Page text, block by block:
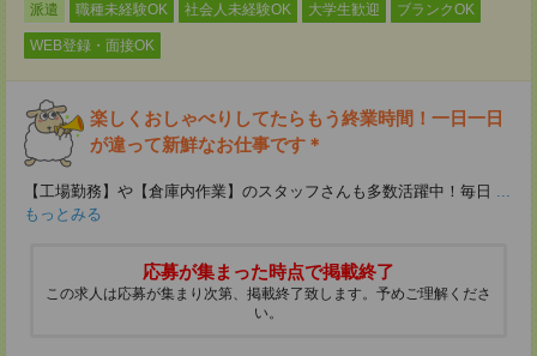
派遣
職種未経験OK 社会人未経験OK 大学生歓迎 ブランクOK
WEB登録・面接OK
楽しくおしゃべりしてたらもう終業時間！一日一日
が違って新鮮なお仕事です＊
【工場勤務】や【倉庫内作業】のスタッフさんも多数活躍中！毎日 ...
もっとみる
応募が集まった時点で掲載終了
この求人は応募が集まり次第、掲載終了致します。予めご理解くださ
い。